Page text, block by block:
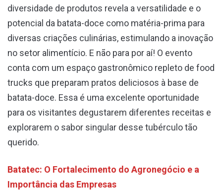
diversidade de produtos revela a versatilidade e o
potencial da batata-doce como matéria-prima para
diversas criações culinárias, estimulando a inovação
no setor alimentício. E não para por aí! O evento
conta com um espaço gastronômico repleto de food
trucks que preparam pratos deliciosos à base de
batata-doce. Essa é uma excelente oportunidade
para os visitantes degustarem diferentes receitas e
explorarem o sabor singular desse tubérculo tão
querido.
Batatec: O Fortalecimento do Agronegócio e a
Importância das Empresas